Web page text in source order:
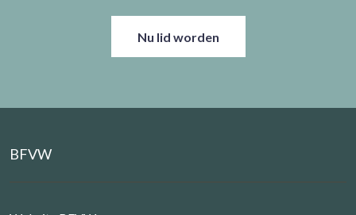
Nu lid worden
BFVW